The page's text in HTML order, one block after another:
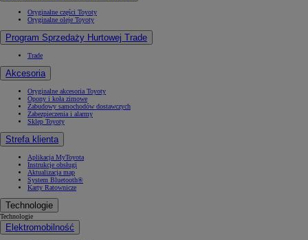
Oryginalne części Toyoty
Oryginalne oleje Toyoty
Program Sprzedaży Hurtowej Trade
Trade
Akcesoria
Oryginalne akcesoria Toyoty
Opony i koła zimowe
Zabudowy samochodów dostawczych
Zabezpieczenia i alarmy
Sklep Toyoty
Strefa klienta
Aplikacja MyToyota
Instrukcje obsługi
Aktualizacja map
System Bluetooth®
Karty Ratownicze
Technologie
Technologie
Elektromobilność